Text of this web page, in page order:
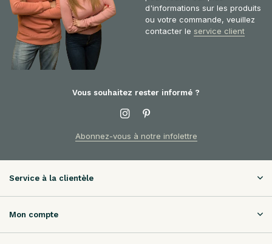
d'informations sur les produits
ou votre commande, veuillez
contacter le service client
Vous souhaitez rester informé ?
Abonnez-vous à notre infolettre
Service à la clientèle
Mon compte